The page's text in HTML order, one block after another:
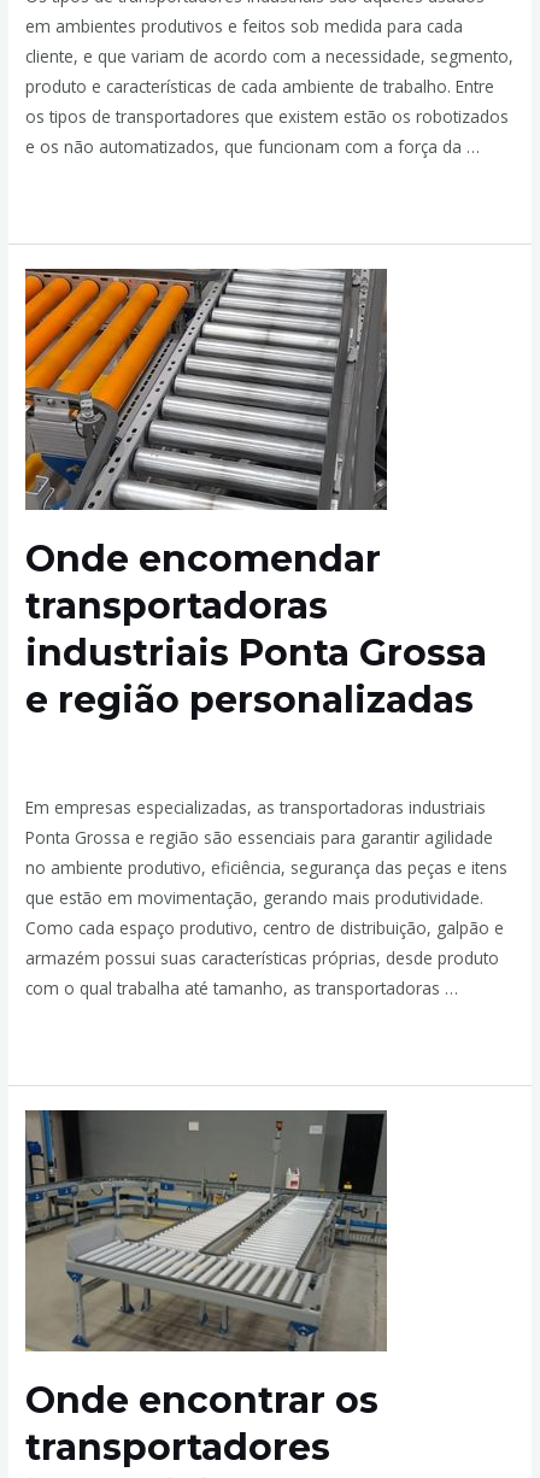
em ambientes produtivos e feitos sob medida para cada
cliente, e que variam de acordo com a necessidade, segmento,
produto e características de cada ambiente de trabalho. Entre
os tipos de transportadores que existem estão os robotizados
e os não automatizados, que funcionam com a força da …
Onde encomendar
transportadoras
industriais Ponta Grossa
e região personalizadas
Em empresas especializadas, as transportadoras industriais
Ponta Grossa e região são essenciais para garantir agilidade
no ambiente produtivo, eficiência, segurança das peças e itens
que estão em movimentação, gerando mais produtividade.
Como cada espaço produtivo, centro de distribuição, galpão e
armazém possui suas características próprias, desde produto
com o qual trabalha até tamanho, as transportadoras …
Onde encontrar os
transportadores